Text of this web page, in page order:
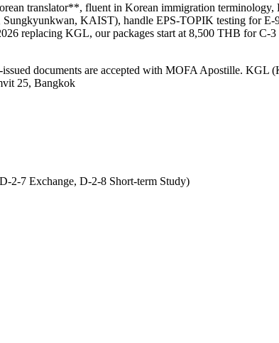
translator**, fluent in Korean immigration terminology,
KAIST), handle EPS-TOPIK testing for
replacing KGL, our packages start at 8,500 THB for
documents are accepted with MOFA Apostille. KGL
25, Bangkok
2-7 Exchange, D-2-8 Short-term Study)